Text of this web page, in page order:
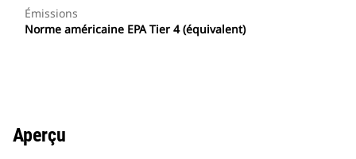
Émissions
Norme américaine EPA Tier 4 (équivalent)
Aperçu